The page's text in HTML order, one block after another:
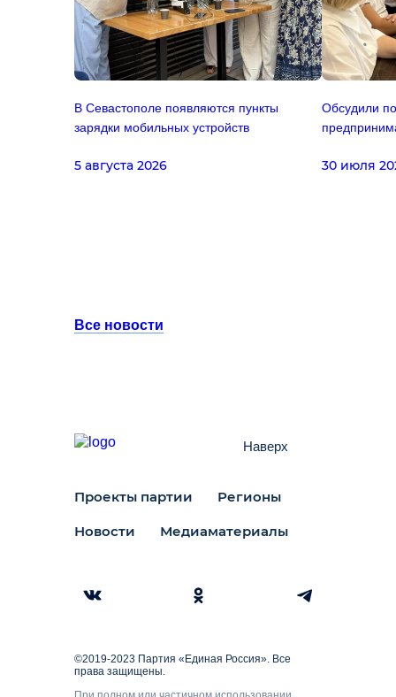
В Севастополе появляются пункты
зарядки мобильных устройств
5 августа 2026
Обсудили
30 июля
Все новости
Проекты партии Регионы
Новости Медиаматериалы
Наверх
©2019-2023 Партия «Единая Россия». Все
права защищены.